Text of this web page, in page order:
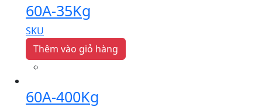
60A-35Kg
SKU
Thêm vào giỏ hàng
60A-400Kg